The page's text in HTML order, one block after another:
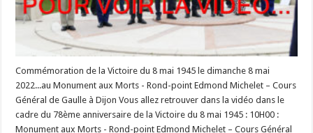
Commémoration de la Victoire du 8 mai 1945 le dimanche 8 mai
2022...au Monument aux Morts - Rond-point Edmond Michelet – Cours
Général de Gaulle à Dijon Vous allez retrouver dans la vidéo dans le
cadre du 78ème anniversaire de la Victoire du 8 mai 1945 : 10H00 :
Monument aux Morts - Rond-point Edmond Michelet – Cours Général